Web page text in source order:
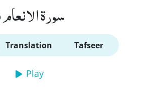
سورة الانعام
Translation Tafseer
Play